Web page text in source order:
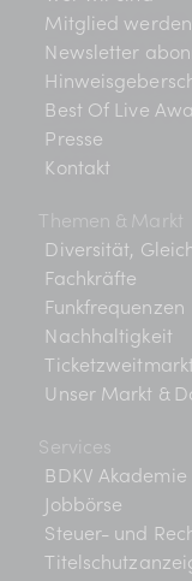
Mitglied werden
Newsletter
Best Of Live
Presse
Kontakt
Themen & Markt
Diversität,
Fachkräfte
Funkfrequenzen
Nachhaltigkeit
Ticketzweitmarkt
Unser Markt &
Services
BDKV Akademie
Jobbörse
Steuer- und